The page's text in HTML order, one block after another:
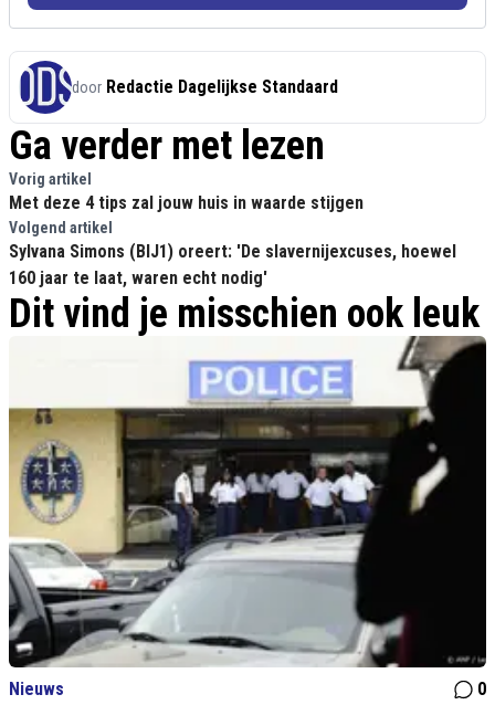
door Redactie Dagelijkse Standaard
Ga verder met lezen
Vorig artikel
Met deze 4 tips zal jouw huis in waarde stijgen
Volgend artikel
Sylvana Simons (BIJ1) oreert: 'De slavernijexcuses, hoewel
160 jaar te laat, waren echt nodig'
Dit vind je misschien ook leuk
Nieuws 0